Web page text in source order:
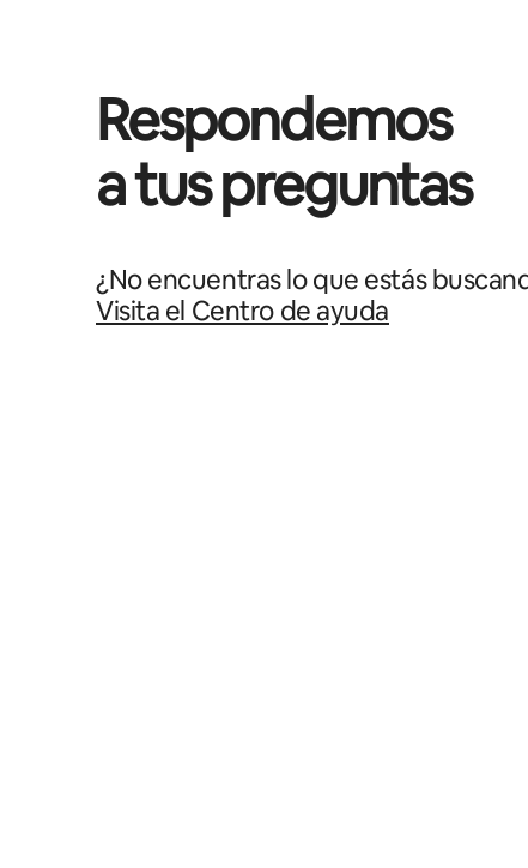
Respondemos
a tus preguntas
¿No encuentras lo que estás
Visita el Centro de ayuda